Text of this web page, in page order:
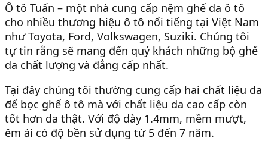
Ô tô Tuấn – một nhà cung cấp nệm ghế da ô tô
cho nhiều thương hiệu ô tô nổi tiếng tại Việt Nam
như Toyota, Ford, Volkswagen, Suziki. Chúng tôi
tự tin rằng sẽ mang đến quý khách những bộ ghế
da chất lượng và đẳng cấp nhất.
Tại đây chúng tôi thường cung cấp hai chất liệu da
để bọc ghế ô tô mà với chất liệu da cao cấp còn
tốt hơn da thật. Với độ dày 1.4mm, mềm mượt,
êm ái có độ bền sử dụng từ 5 đến 7 năm.